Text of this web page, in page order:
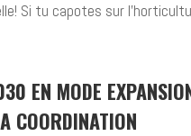
Si tu capotes sur
EN MODE
COORDINATION